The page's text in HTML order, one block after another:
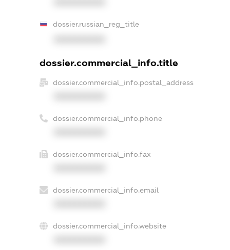
dossier.russian_reg_title
dossier.commercial_info.title
dossier.commercial_info.postal_address
dossier.commercial_info.phone
dossier.commercial_info.fax
dossier.commercial_info.email
dossier.commercial_info.website